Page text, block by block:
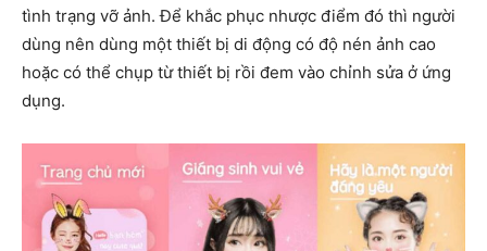
tình trạng vỡ ảnh. Để khắc phục nhược điểm đó thì người
dùng nên dùng một thiết bị di động có độ nén ảnh cao
hoặc có thể chụp từ thiết bị rồi đem vào chỉnh sửa ở ứng
dụng.